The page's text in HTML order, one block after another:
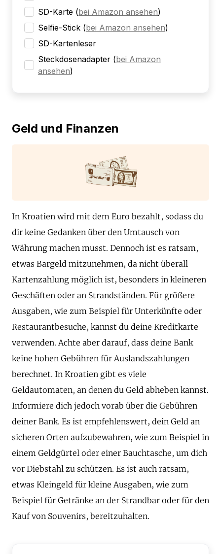
SD-Karte (bei Amazon ansehen)
Selfie-Stick (bei Amazon ansehen)
SD-Kartenleser
Steckdosenadapter (bei Amazon
ansehen)
Geld und Finanzen
In Kroatien wird mit dem Euro bezahlt, sodass du
dir keine Gedanken über den Umtausch von
Währung machen musst. Dennoch ist es ratsam,
etwas Bargeld mitzunehmen, da nicht überall
Kartenzahlung möglich ist, besonders in kleineren
Geschäften oder an Strandständen. Für größere
Ausgaben, wie zum Beispiel für Unterkünfte oder
Restaurantbesuche, kannst du deine Kreditkarte
verwenden. Achte aber darauf, dass deine Bank
keine hohen Gebühren für Auslandszahlungen
berechnet. In Kroatien gibt es viele
Geldautomaten, an denen du Geld abheben kannst.
Informiere dich jedoch vorab über die Gebühren
deiner Bank. Es ist empfehlenswert, dein Geld an
sicheren Orten aufzubewahren, wie zum Beispiel in
einem Geldgürtel oder einer Bauchtasche, um dich
vor Diebstahl zu schützen. Es ist auch ratsam,
etwas Kleingeld für kleine Ausgaben, wie zum
Beispiel für Getränke an der Strandbar oder für den
Kauf von Souvenirs, bereitzuhalten.